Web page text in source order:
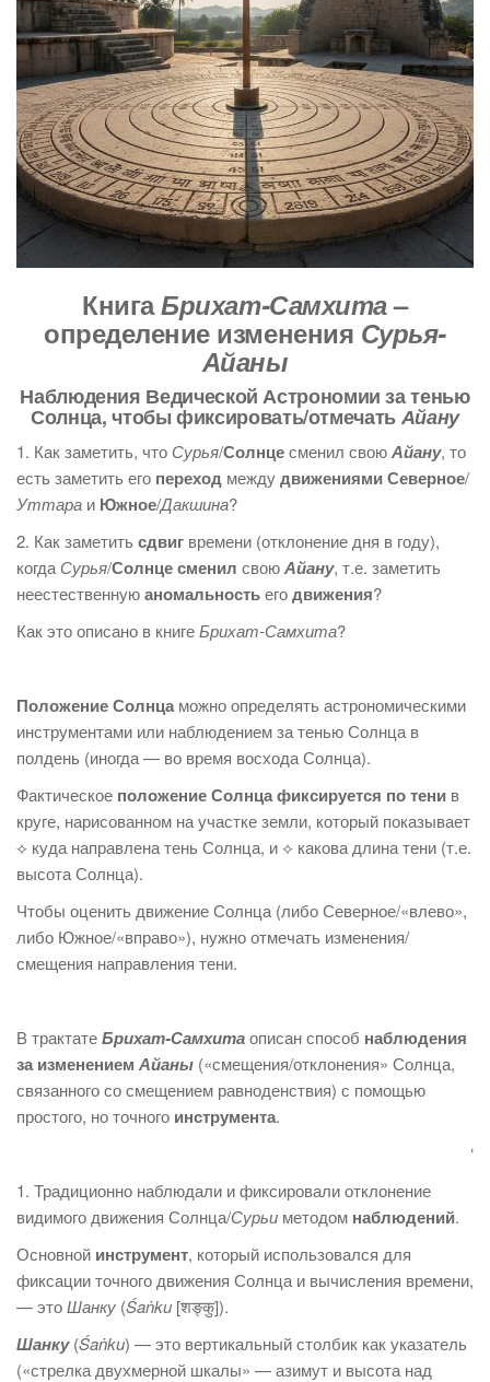
КнигаБрихат-Самхита–
определение изменения Сурья-
Айаны
Наблюдения Ведической Астрономии за тенью
Солнца, чтобы фиксировать/отмечатьАйану
1. Как заметить, что Сурья/Солнцесменил своюАйану, то
есть заметить его переход междудвижениямиСеверное/
Уттара и Южное/Дакшина?
2. Как заметитьсдвиг времени (отклонение дня в году),
когда Сурья/Солнцесменил своюАйану, т.е. заметить
неестественнуюаномальностьегодвижения?
Как это описано в книгеБрихат-Самхита?
Положение Солнца можно определять астрономическими
инструментами или наблюдением за тенью Солнца в
полдень (иногда — во время восхода Солнца).
Фактическое положение Солнца фиксируется по тени в
круге, нарисованном на участке земли, который показывает
⟡ куда направлена тень Солнца, и ⟡ какова длина тени (т.е.
высота Солнца).
Чтобы оценить движение Солнца (либо Северное/«влево»,
либо Южное/«вправо»), нужно отмечать изменения/
смещения направления тени.
В трактатеБрихат-Самхитаописан способ наблюдения
за изменением Айаны («смещения/отклонения» Солнца,
связанного со смещением равноденствия) с помощью
простого, но точного инструмента.
‘
1. Традиционно наблюдали и фиксировали отклонение
видимого движения Солнца/Сурьи методом наблюдений.
Основной инструмент, который использовался для
фиксации точного движения Солнца и вычисления времени,
— этоШанку (Śaṅku [शङ्कु]).
Шанку(Śaṅku) — это вертикальный столбик как указатель
(«стрелка двухмерной шкалы» — азимут и высота над